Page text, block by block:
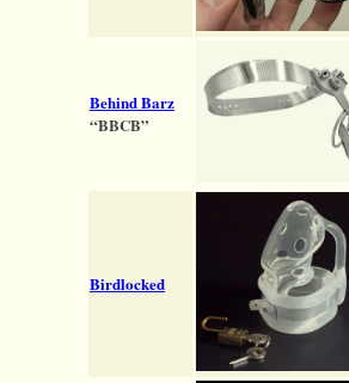
Behind Barz
“BBCB”
Birdlocked